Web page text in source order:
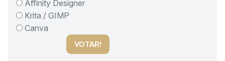
Affinity Designer
Krita / GIMP
Canva
VOTAR!